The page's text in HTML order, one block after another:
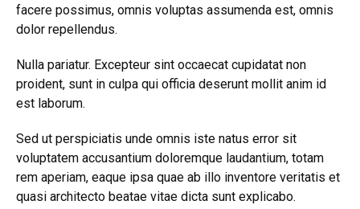
facere possimus, omnis voluptas assumenda est, omnis
dolor repellendus.
Nulla pariatur. Excepteur sint occaecat cupidatat non
proident, sunt in culpa qui officia deserunt mollit anim id
est laborum.
Sed ut perspiciatis unde omnis iste natus error sit
voluptatem accusantium doloremque laudantium, totam
rem aperiam, eaque ipsa quae ab illo inventore veritatis et
quasi architecto beatae vitae dicta sunt explicabo.